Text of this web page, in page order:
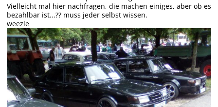
Vielleicht mal hier nachfragen, die machen einiges, aber ob es
bezahlbar ist...?? muss jeder selbst wissen.
weezle